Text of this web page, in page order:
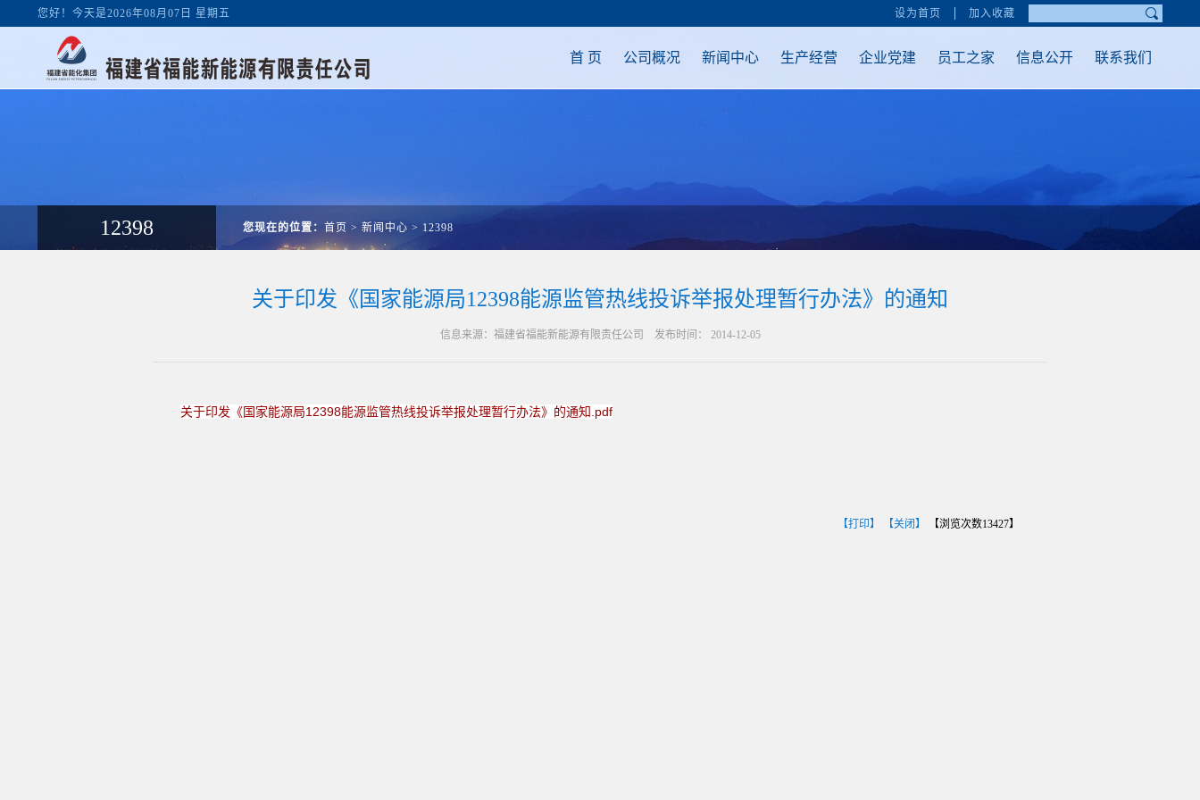
您好！今天是2026年08月07日 星期五 设为首页 加入收藏
首 页 公司概况 新闻中心 生产经营 企业党建 员工之家 信息公开 联系我们
12398 您现在的位置： 首页 > 新闻中心 > 12398
关于印发《国家能源局12398能源监管热线投诉举报处理暂行办法》的通知
信息来源：福建省福能新能源有限责任公司 发布时间： 2014-12-05
关于印发《国家能源局12398能源监管热线投诉举报处理暂行办法》的通知.pdf
【打印】 【关闭】 【浏览次数13427】